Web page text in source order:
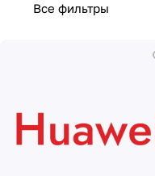
Все фильтры